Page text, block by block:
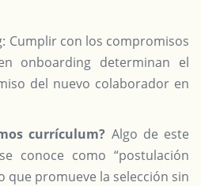
Cumplir con los compromisos
onboarding determinan el
del nuevo colaborador en
currículum? Algo de este
conoce como “postulación
que promueve la selección sin